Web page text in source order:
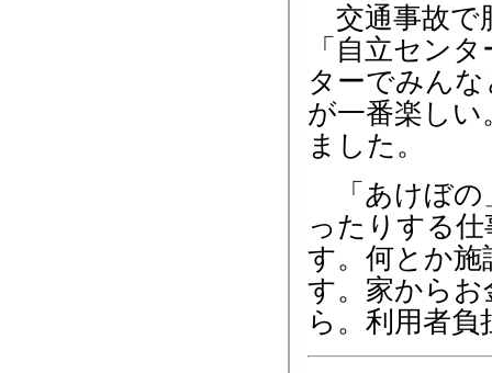
交通事故で
「自立セン
ターでみん
が一番楽し
ました。
「あけぼの
ったりする
す。何とか
す。家から
ら。利用者